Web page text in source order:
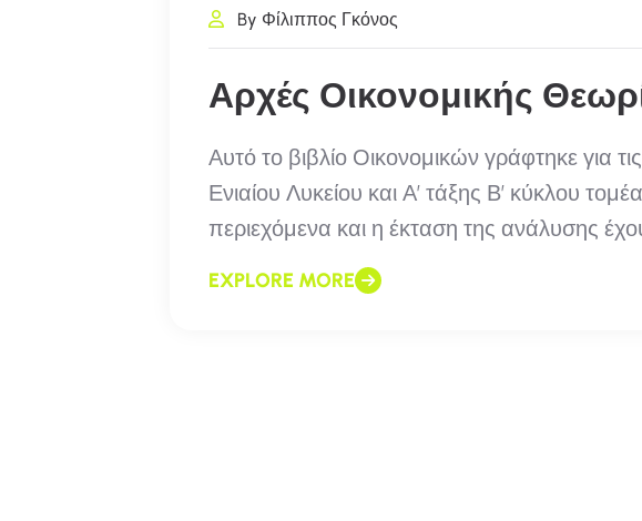
By Φίλιππος Γκόνος
Αρχές Οικονομικής
Αυτό το βιβλίο Οικονομικών γράφτηκε για
Ενιαίου Λυκείου και Α’ τάξης Β’ κύκλου
περιεχόμενα και η έκταση της ανάλυσης
EXPLORE MORE